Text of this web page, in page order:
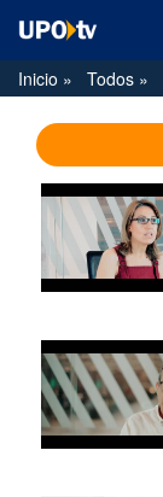
Inicio
Todos